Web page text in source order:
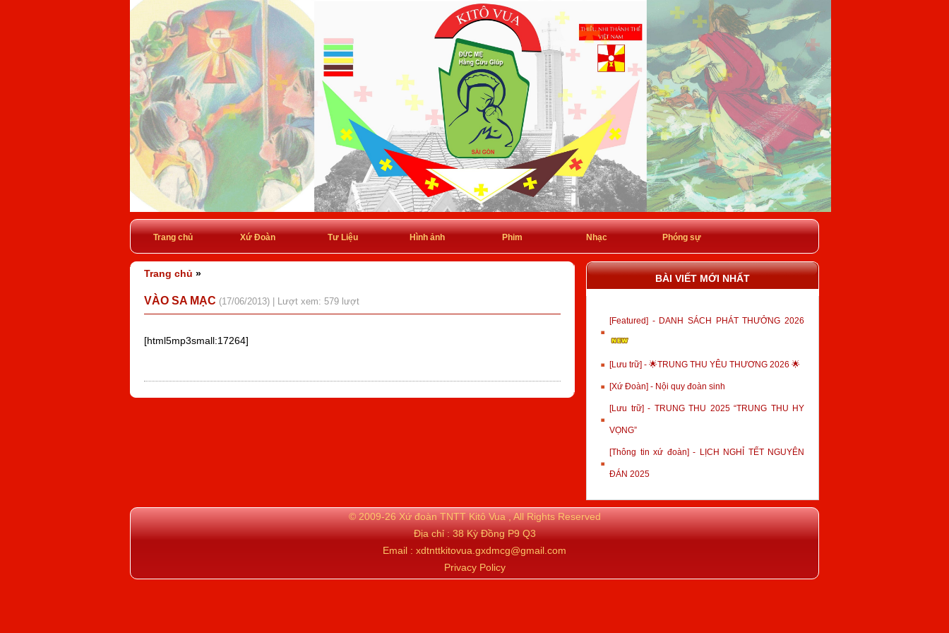
Trang chủ Xứ Đoàn Tư Liệu Hình ảnh Phim Nhạc Phóng sự
Trang chủ »
VÀO SA MẠC (17/06/2013) | Lượt xem: 579 lượt
[html5mp3small:17264]
BÀI VIẾT MỚI NHẤT
[Featured] - DANH SÁCH PHÁT THƯỞNG 2026
[Lưu trữ] - 🌟TRUNG THU YÊU THƯƠNG 2026 🌟
[Xứ Đoàn] - Nội quy đoàn sinh
[Lưu trữ] - TRUNG THU 2025 “TRUNG THU HY
VỌNG”
[Thông tin xứ đoàn] - LỊCH NGHỈ TẾT NGUYÊN
ĐÁN 2025
© 2009-26 Xứ đoàn TNTT Kitô Vua , All Rights Reserved
Địa chỉ : 38 Kỳ Đồng P9 Q3
Email : xdtnttkitovua.gxdmcg@gmail.com
Privacy Policy